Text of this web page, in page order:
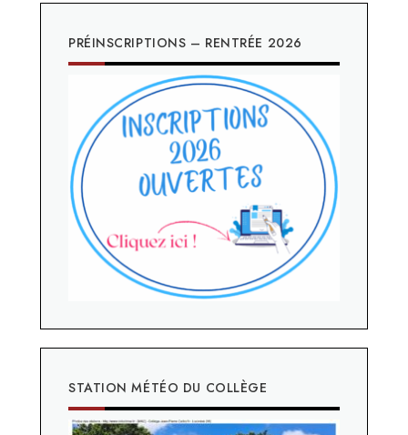
PRÉINSCRIPTIONS – RENTRÉE 2026
STATION MÉTÉO DU COLLÈGE